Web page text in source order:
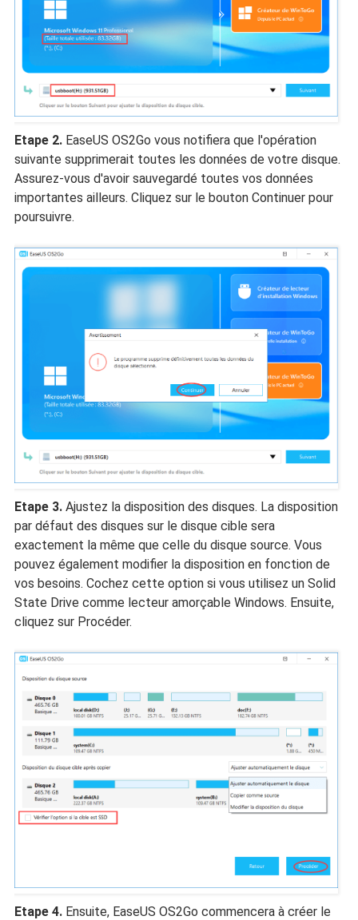
Etape 2. EaseUS OS2Go vous notifiera que l'opération
suivante supprimerait toutes les données de votre disque.
Assurez-vous d'avoir sauvegardé toutes vos données
importantes ailleurs. Cliquez sur le bouton Continuer pour
poursuivre.
Etape 3. Ajustez la disposition des disques. La disposition
par défaut des disques sur le disque cible sera
exactement la même que celle du disque source. Vous
pouvez également modifier la disposition en fonction de
vos besoins. Cochez cette option si vous utilisez un Solid
State Drive comme lecteur amorçable Windows. Ensuite,
cliquez sur Procéder.
Etape 4. Ensuite, EaseUS OS2Go commencera à créer le